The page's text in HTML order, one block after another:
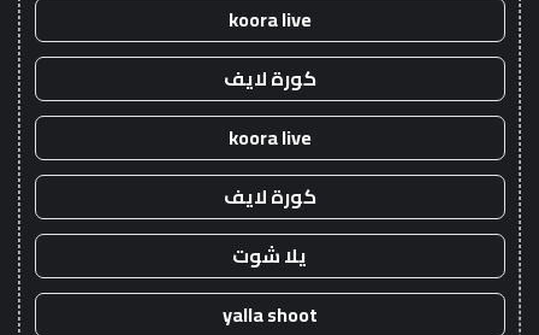
koora live
كورة لايف
koora live
كورة لايف
يلا شوت
yalla shoot